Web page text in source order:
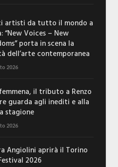
artisti da tutto il mondo a
“New Voices – New
porta in scena la
dell’arte contemporanea
2026
il tributo a Renzo
guarda agli inediti e alla
stagione
2026
Angiolini aprirà il Torino
2026